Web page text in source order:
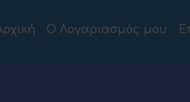
Ο Λογαριασμός μου